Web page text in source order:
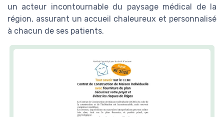
un acteur incontournable du paysage médical de la
région, assurant un accueil chaleureux et personnalisé
à chacun de ses patients.